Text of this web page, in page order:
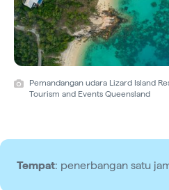
Pemandangan udara Lizard Island
Tourism and Events Queensland
Tempat: penerbangan satu